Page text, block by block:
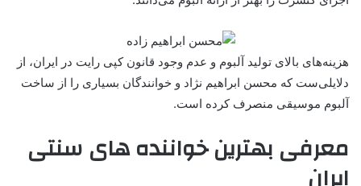
هزینه‌های بالای تولید آلبوم و عدم وجود قانون کپی رایت در ایران، از
دلایلی‌ست که محسن ابراهیم نژاد و خوانندگان بسیاری را از ساخت
آلبوم موسیقی منصرف کرده است.
معرفی بهترین خواننده های سنتی